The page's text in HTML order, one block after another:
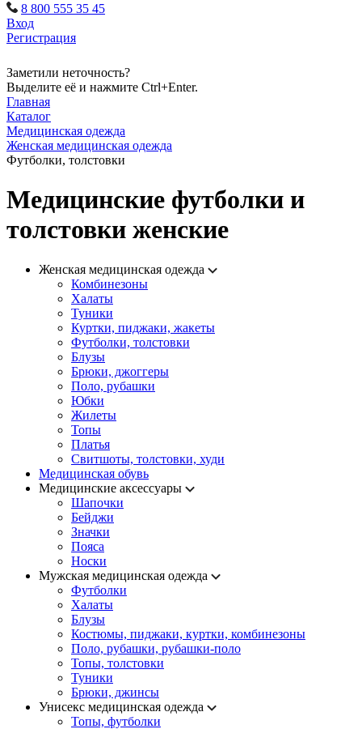
8 800 555 35 45
Вход
Регистрация
Заметили неточность?
Выделите её и нажмите Ctrl+Enter.
Главная
Каталог
Медицинская одежда
Женская медицинская одежда
Футболки, толстовки
Медицинские футболки и
толстовки женские
Женская медицинская одежда
Комбинезоны
Халаты
Туники
Куртки, пиджаки, жакеты
Футболки, толстовки
Блузы
Брюки, джоггеры
Поло, рубашки
Юбки
Жилеты
Топы
Платья
Свитшоты, толстовки, худи
Медицинская обувь
Медицинские аксессуары
Шапочки
Бейджи
Значки
Пояса
Носки
Мужская медицинская одежда
Футболки
Халаты
Блузы
Костюмы, пиджаки, куртки, комбинезоны
Поло, рубашки, рубашки-поло
Топы, толстовки
Туники
Брюки, джинсы
Унисекс медицинская одежда
Топы, футболки